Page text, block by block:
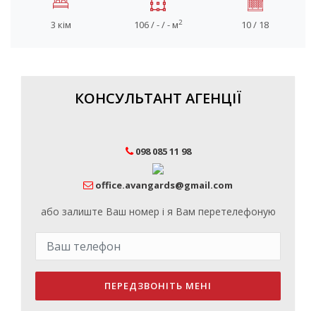
3 кім 106 / - / - м2 10 / 18
КОНСУЛЬТАНТ АГЕНЦІЇ
098 085 11 98
office.avangards@gmail.com
або залиште Ваш номер і я Вам перетелефоную
ПЕРЕДЗВОНІТЬ МЕНІ